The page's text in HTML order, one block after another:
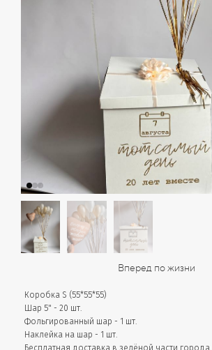
Вперед по жизни
Коробка S (55*55*55)
Шар 5" - 20 шт.
Фольгированный шар - 1 шт.
Наклейка на шар - 1 шт.